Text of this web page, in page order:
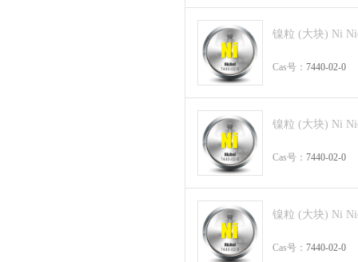
镍粒 (大块) Ni
Cas号： 7440-02-0
镍粒 (大块) Ni
Cas号： 7440-02-0
镍粒 (大块) Ni
Cas号： 7440-02-0